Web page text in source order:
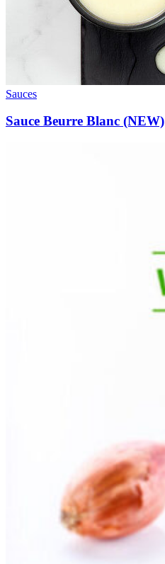
Sauces
Sauce Beurre Blanc (NEW)